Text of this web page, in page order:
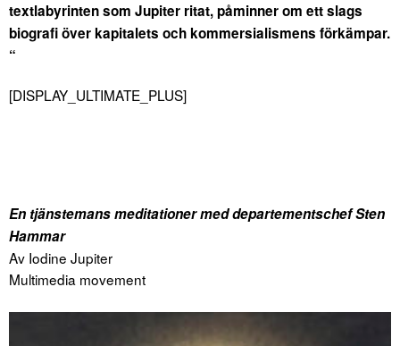
textlabyrinten som Jupiter ritat, påminner om ett slags
biografi över kapitalets och kommersialismens förkämpar.
“
[DISPLAY_ULTIMATE_PLUS]
En tjänstemans meditationer med departementschef Sten
Hammar
Av Iodine Jupiter
Multimedia movement